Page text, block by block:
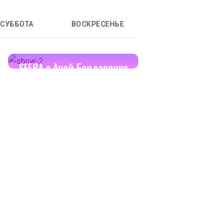
СУББОТА ВОСКРЕСЕНЬЕ
SFERA с Аней Бондаренко